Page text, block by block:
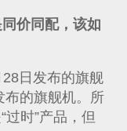
价同配，该如
日发布的旗舰
布的旗舰机。所
时”产品，但